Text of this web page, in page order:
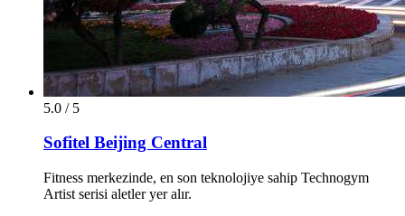
5.0 / 5
Sofitel Beijing Central
Fitness merkezinde, en son teknolojiye sahip Technogym
Artist serisi aletler yer alır.